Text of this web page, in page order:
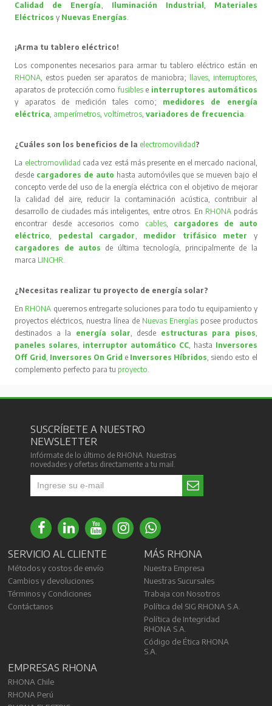
Calidad de Energía, Iluminación Industrial , Materiales
Eléctricos y Nuevas Energías.
¡Arma tu tablero eléctrico!
Los componentes necesarios para armar tu tablero eléctrico están en
RHONA, estos pueden ser aparatos de maniobra; llaves, interruptores,
aparatos de protección comofusibles e interruptores automáticos
y aparatos de medición tales como; medidores de energía
eléctrica, amperímetros,voltímetros,variadores de frecuencia.
¿Cuáles son los beneficios de la electromovilidad ?
La electromovilidad cada vez está más presente en el mercado nacional,
desde cargadores de auto hasta automóviles que se mueven bajo el
concepto verde del uso de la energía eléctrica con el objetivo de mejorar
la calidad del aire, reducir la contaminación acústica, contribuir al
desarrollo de ciudades más inteligentes, entre otros. En RHONA podrás
encontrar desde accesorios como cables, cargadores de auto
eléctrico, pedestal cargador, medidor trifásico meter
y
cargadores de autos de última tecnología, principalmente de la
marca LINCHR.
¿Necesitas realizar tu proyecto de energía solar?
En RHONA queremos entregarte soluciones para todo tu equipamiento y
proyectos eléctricos, nuestra línea de Nuevas Energíasposee productos
destinados a la energía solar, desde estructuras para pisos,
paneles solares, interruptor automático CC, hasta Inversores
Off Grid, Inversores On Grid e Inversores Híbridos, siendo esto el
complemento perfecto para tu proyecto.
SUSCRÍBETE A NUESTRO
NEWSLETTER
Infórmate de lo último de RHONA. Nuestras
novedades y ofertas directamente a tu mail.
SERVICIO AL CLIENTE
Métodos y costos de envío
Cambios y devoluciones
Términos y Condiciones
Contáctanos
MÁS RHONA
Nuestra Empresa
Nuestras Sucursales
Trabaja con Nosotros
Política del SIG RHONA S.A.
Política de Integridad
RHONA S.A.
Código de Ética RHONA
S.A.
EMPRESAS RHONA
RHONA Chile
RHONA Perú